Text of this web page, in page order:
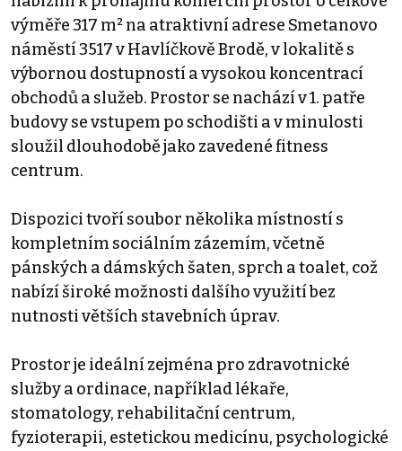
výměře 317 m² na atraktivní adrese Smetanovo
náměstí 3517 v Havlíčkově Brodě, v lokalitě s
výbornou dostupností a vysokou koncentrací
obchodů a služeb. Prostor se nachází v 1. patře
budovy se vstupem po schodišti a v minulosti
sloužil dlouhodobě jako zavedené fitness
centrum.
Dispozici tvoří soubor několika místností s
kompletním sociálním zázemím, včetně
pánských a dámských šaten, sprch a toalet, což
nabízí široké možnosti dalšího využití bez
nutnosti větších stavebních úprav.
Prostor je ideální zejména pro zdravotnické
služby a ordinace, například lékaře,
stomatology, rehabilitační centrum,
fyzioterapii, estetickou medicínu, psychologické